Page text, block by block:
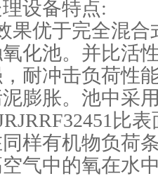
设备特点:
优于完全混合
化池。并比活
耐冲击负荷性
膨胀。池中采
比
样有机物负荷
气中的氧在水